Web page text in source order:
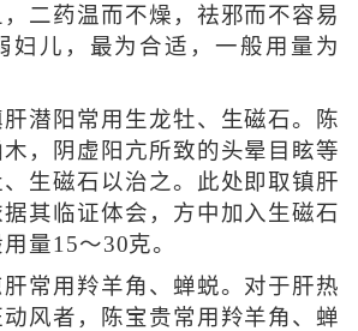
二药温而不燥，祛邪而不容易
妇儿，最为合适，一般用量为
阳常用生龙牡、生磁石。陈
，阴虚阳亢所致的头晕目眩等
生磁石以治之。此处即取镇肝
其临证体会，方中加入生磁石
量15～30克。
用羚羊角、蝉蜕。对于肝热
风者，陈宝贵常用羚羊角、蝉